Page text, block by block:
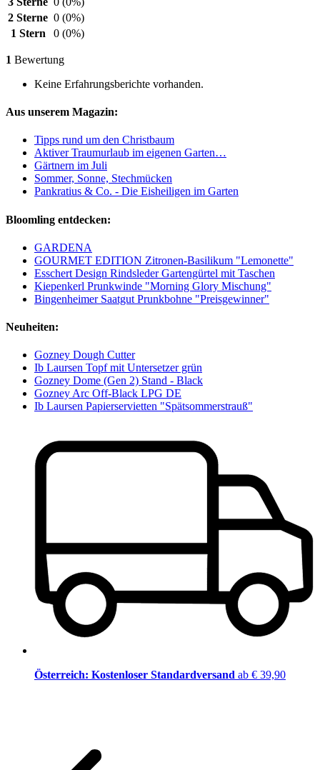
2 Sterne 0 (0%)
1 Stern
0 (0%)
1 Bewertung
Keine Erfahrungsberichte vorhanden.
Aus unserem Magazin:
Tipps rund um den Christbaum
Aktiver Traumurlaub im eigenen Garten…
Gärtnern im Juli
Sommer, Sonne, Stechmücken
Pankratius & Co. - Die Eisheiligen im Garten
Bloomling entdecken:
GARDENA
GOURMET EDITION Zitronen-Basilikum "Lemonette"
Esschert Design Rindsleder Gartengürtel mit Taschen
Kiepenkerl Prunkwinde "Morning Glory Mischung"
Bingenheimer Saatgut Prunkbohne "Preisgewinner"
Neuheiten:
Gozney Dough Cutter
Ib Laursen Topf mit Untersetzer grün
Gozney Dome (Gen 2) Stand - Black
Gozney Arc Off-Black LPG DE
Ib Laursen Papierservietten "Spätsommerstrauß"
Österreich: Kostenloser Standardversand ab € 39,90